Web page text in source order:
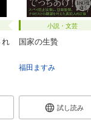
小説・文芸
国家の生贄
福田ますみ
試し読み